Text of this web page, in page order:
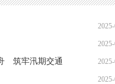
筑牢汛期交通